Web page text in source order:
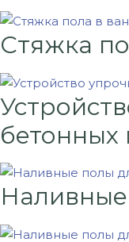
Стяжка
бетонных